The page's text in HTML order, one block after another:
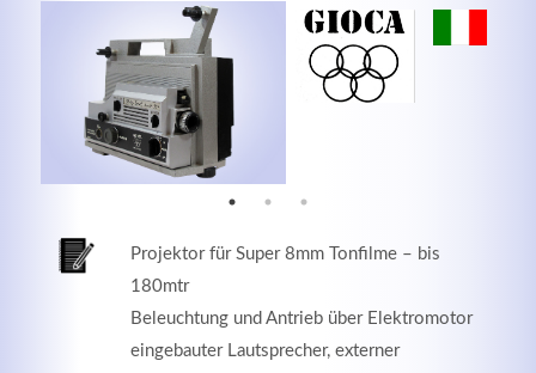
Projektor für Super 8mm Tonfilme – bis
180mtr
Beleuchtung und Antrieb über Elektromotor
eingebauter Lautsprecher, externer
MEHR INFOS